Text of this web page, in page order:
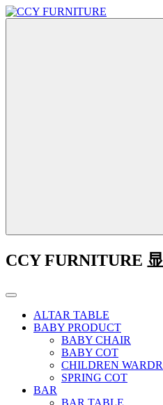
CCY FURNITURE
ALTAR TABLE
BABY PRODUCT
BABY CHAIR
BABY COT
CHILDREN
SPRING COT
BAR
BAR TABLE